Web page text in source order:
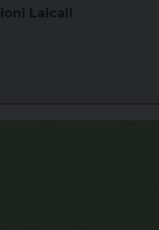
Laicali